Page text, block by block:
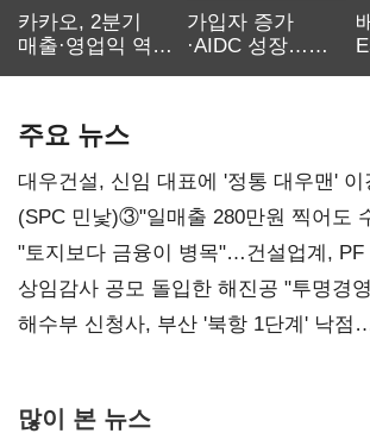
카카오, 2분기
매출·영업익 역대
가입자 증가
·AIDC 성장…
주요 뉴스
대우건설, 신임 대표에 '정통 대우맨' 이
내정
(SPC 민낯)③"일매출 280만원 찍어도
점주 울리는 '상시 할인'
"토지보다 금융이 병목"…건설업계, PF
목소리
상임감사 공모 돌입한 해진공 "투명경
강화"
해수부 신청사, 부산 '북항 1단계' 낙점
많이 본 뉴스